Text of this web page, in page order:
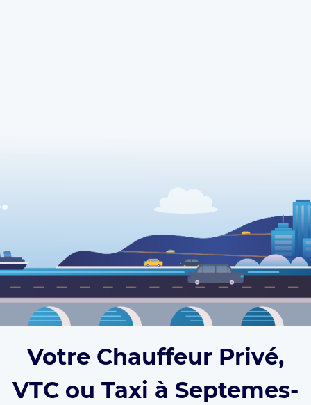
Votre Chauffeur Privé,
VTC ou Taxi à Septemes-